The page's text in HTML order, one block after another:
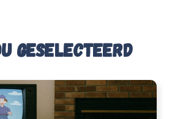
geselecteerd